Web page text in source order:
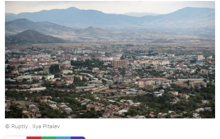
© Ruptly . Ilya Pitalev